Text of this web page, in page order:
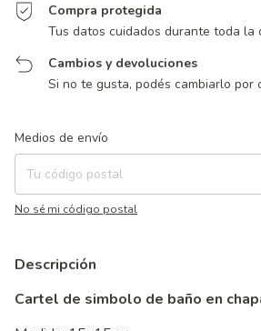
Compra protegida
Tus datos cuidados durante toda la
Cambios y devoluciones
Si no te gusta, podés cambiarlo por
Entregas para el CP:
Medios de envío
No sé mi código postal
Descripción
Cartel de simbolo de baño en